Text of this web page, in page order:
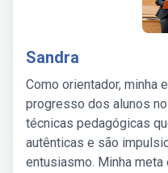
Sandra
Como orientador, minha
progresso dos alunos
técnicas pedagógicas
autênticas e são
entusiasmo. Minha